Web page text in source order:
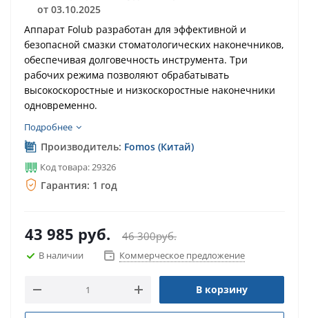
от 03.10.2025
Аппарат Folub разработан для эффективной и
безопасной смазки стоматологических наконечников,
обеспечивая долговечность инструмента. Три
рабочих режима позволяют обрабатывать
высокоскоростные и низкоскоростные наконечники
одновременно.
Подробнее
Производитель: Fomos (Китай)
Код товара: 29326
Гарантия: 1 год
43 985 руб. 46 300руб.
В наличии Коммерческое предложение
В корзину